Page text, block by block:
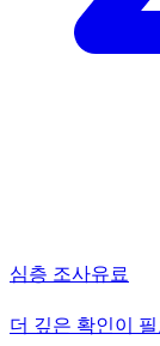
심층 조사유료
더 깊은 확인이